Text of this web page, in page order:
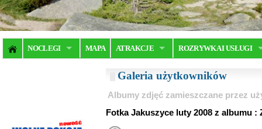
NOCLEGI MAPA ATRAKCJE ROZRYWKA I USŁUGI
Galeria użytkowników
Albumy zdjęć zamieszczane przez
Fotka Jakuszyce luty 2008 z albumu